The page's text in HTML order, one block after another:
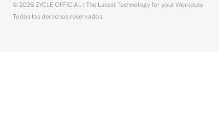
© 2026 ZYCLE OFFICIAL | The Latest Technology for your Workouts
Todos los derechos reservados